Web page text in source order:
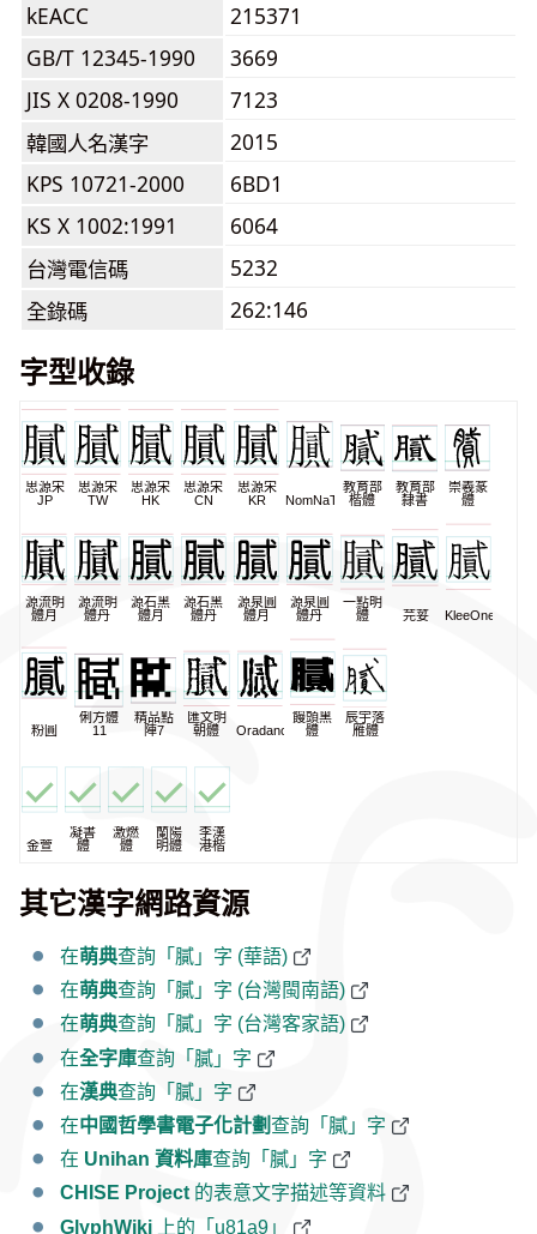
kEACC
215371
GB/T 12345-1990
3669
JIS X 0208-1990
7123
韓國人名漢字
2015
KPS 10721-2000
6BD1
KS X 1002:1991
6064
台灣電信碼
5232
全錄碼
262:146
字型收錄
思源宋
JP
思源宋
TW
思源宋
HK
思源宋
CN
思源宋
KR
NomNaTong
教育部
楷體
教育部
隸書
崇羲篆
體
源流明
體月
源流明
體丹
源石黑
體月
源石黑
體丹
源泉圓
體月
源泉圓
體丹
一點明
體
芫荽 KleeOne
粉圓
俐方體
11
精品點
陣7
匯文明
朝體
Oradano
饅頭黑
體
辰宇落
雁體
金萱
凝書
體
激燃
體
蘭陽
明體
李漢
港楷
其它漢字網路資源
在萌典查詢「膩」字 (華語)
在萌典查詢「膩」字 (台灣閩南語)
在萌典查詢「膩」字 (台灣客家語)
在全字庫查詢「膩」字
在漢典查詢「膩」字
在中國哲學書電子化計劃查詢「膩」字
在 Unihan 資料庫查詢「膩」字
CHISE Project 的表意文字描述等資料
GlyphWiki 上的「u81a9」